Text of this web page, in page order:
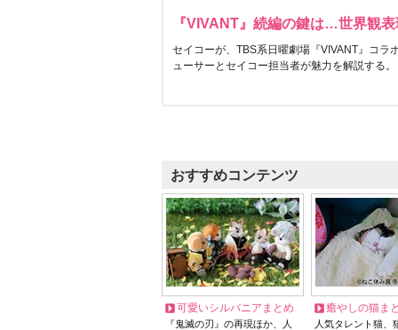
『VIVANT』続編の鍵は…世界観
セイコーが、TBS系日曜劇場『VIVANT』コラ
ューサーとセイコー担当者が魅力を解説する。
おすすめコンテンツ
可愛いシルバニアまとめ
『鬼滅の刃』の再現ほか、人
癒やしの猫ま
人気タレント猫